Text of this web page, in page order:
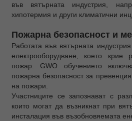
във вятърната индустрия,
хипотермия и други климатични
Пожарна безопасност и
Работата във вятърната
електрооборудване, което крие
пожар. GWO обучението
пожарна безопасност за
на пожари.
Участниците се запознават с
които могат да възникнат при
инсталация във възобновяемата